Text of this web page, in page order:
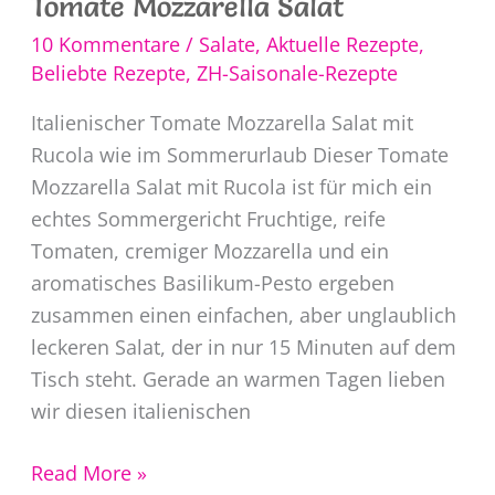
10 Kommentare / Salate, Aktuelle Rezepte,
Beliebte Rezepte, ZH-Saisonale-Rezepte
Italienischer Tomate Mozzarella Salat mit
Rucola wie im Sommerurlaub Dieser Tomate
Mozzarella Salat mit Rucola ist für mich ein
echtes Sommergericht Fruchtige, reife
Tomaten, cremiger Mozzarella und ein
aromatisches Basilikum-Pesto ergeben
zusammen einen einfachen, aber unglaublich
leckeren Salat, der in nur 15 Minuten auf dem
Tisch steht. Gerade an warmen Tagen lieben
wir diesen italienischen
Tomate
Read More »